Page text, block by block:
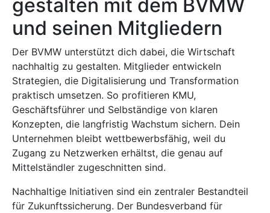
gestalten mit dem BVMW
und seinen Mitgliedern
Der BVMW unterstützt dich dabei, die Wirtschaft
nachhaltig zu gestalten. Mitglieder entwickeln
Strategien, die Digitalisierung und Transformation
praktisch umsetzen. So profitieren KMU,
Geschäftsführer und Selbständige von klaren
Konzepten, die langfristig Wachstum sichern. Dein
Unternehmen bleibt wettbewerbsfähig, weil du
Zugang zu Netzwerken erhältst, die genau auf
Mittelständler zugeschnitten sind.
Nachhaltige Initiativen sind ein zentraler Bestandteil
für Zukunftssicherung. Der Bundesverband für